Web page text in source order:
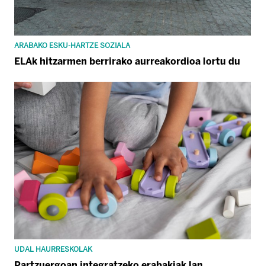
ARABAKO ESKU-HARTZE SOZIALA
ELAk hitzarmen berrirako aurreakordioa lortu du
UDAL HAURRESKOLAK